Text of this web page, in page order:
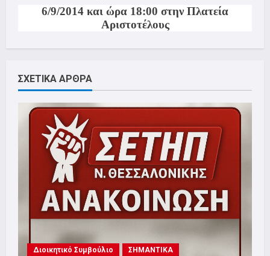
6/9/2014 και ώρα 18:00 στην Πλατεία
Αριστοτέλους
ΣΧΕΤΙΚΑ ΑΡΘΡΑ
Διοικητικό Συμβούλιο ΣΗΜΑΝΤΙΚΑ